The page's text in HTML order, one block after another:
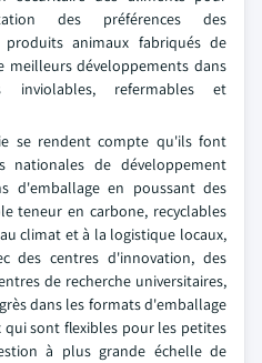
des préférences des
animaux fabriqués de
meilleurs développements dans
inviolables, refermables et
se rendent compte qu'ils font
nationales de développement
d'emballage en poussant des
teneur en carbone, recyclables
climat et à la logistique locaux,
des centres d'innovation, des
de recherche universitaires,
dans les formats d'emballage
sont flexibles pour les petites
à plus grande échelle de